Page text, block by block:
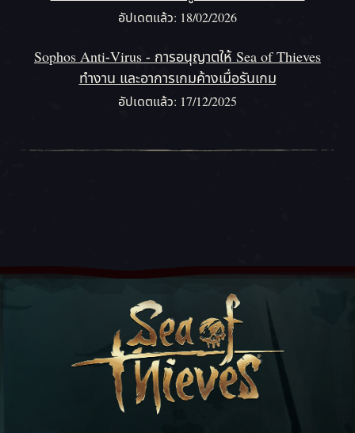
อัปเดตแล้ว: 18/02/2026
Sophos Anti-Virus - การอนุญาตให้ Sea of Thieves
ทำงาน และอาการเกมค้างเมื่อรันเกม
อัปเดตแล้ว: 17/12/2025